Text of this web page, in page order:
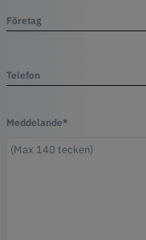
Företag
Telefon
Meddelande*